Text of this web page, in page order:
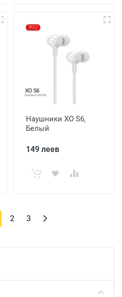
Наушники XO S6,
Белый
149 леев
(current)
2 3